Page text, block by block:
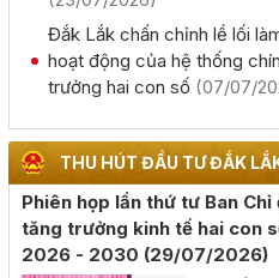
(27/07/2026, 00:00)
hội Sầu riêng năm 2026
(06/08/2026, 00:00)
Tập huấn diễn tập khu vực
thủ dân sự tỉnh Đắk Lắk
Đắk Lắk chấn chỉnh lề lối
hoạt động của hệ thống
trưởng hai con số (07/07/
THU HÚT ĐẦU TƯ ĐẮK
Phiên họp lần thứ tư Ban
tăng trưởng kinh tế hai con
2026 - 2030 (29/07/2026)